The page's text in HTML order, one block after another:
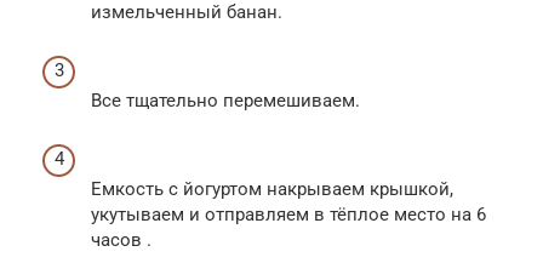
измельченный банан.
Все тщательно перемешиваем.
Емкость с йогуртом накрываем крышкой,
укутываем и отправляем в тёплое место на 6
часов .